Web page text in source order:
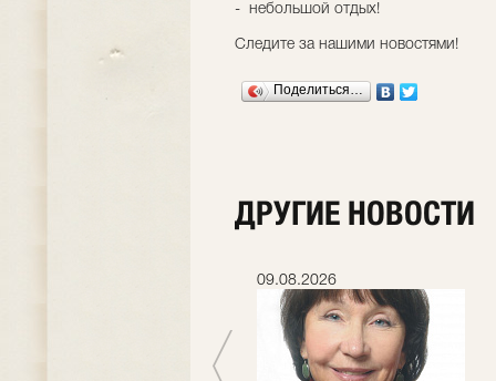
- небольшой отдых!
Следите за нашими новостями!
Поделиться…
ДРУГИЕ НОВОСТИ
09.08.2026